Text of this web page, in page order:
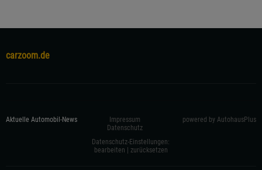
carzoom.de
Aktuelle Automobil-News
Impressum
Datenschutz
Datenschutz-Einstellungen:
bearbeiten
zurücksetzen
powered by AutohausPlus